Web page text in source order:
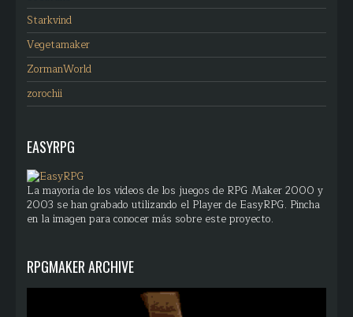
Starkvind
Vegetamaker
ZormanWorld
zorochii
EASYRPG
La mayoría de los videos de los juegos de RPG Maker 2000 y
2003 se han grabado utilizando el Player de EasyRPG. Pincha
en la imagen para conocer más sobre este proyecto.
RPGMAKER ARCHIVE